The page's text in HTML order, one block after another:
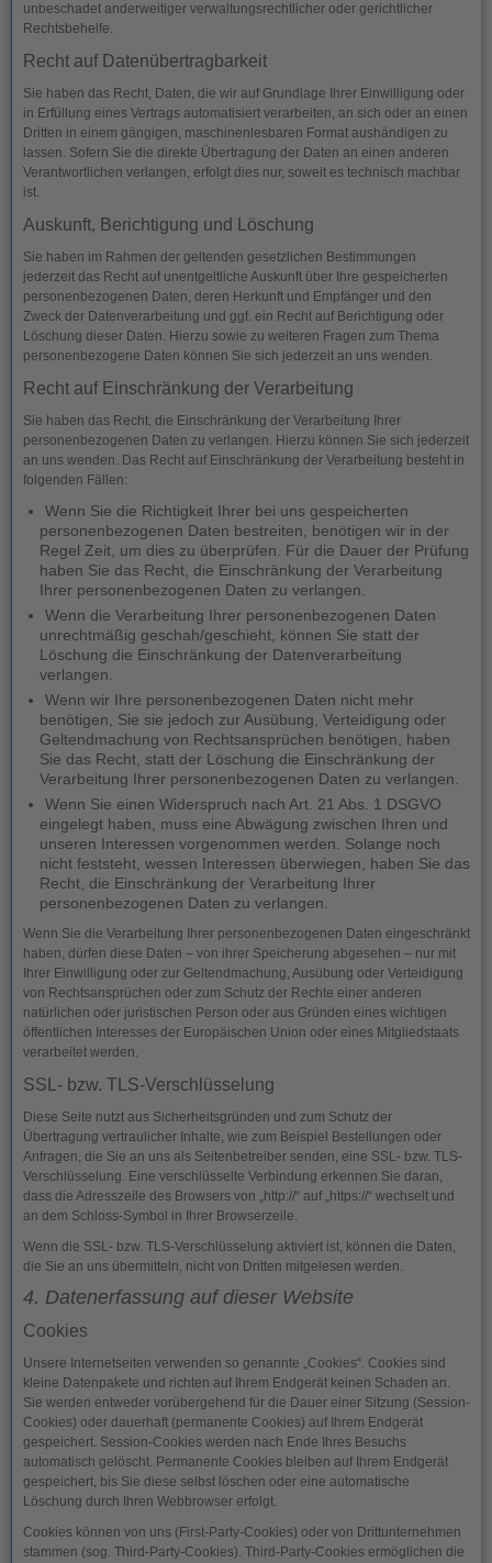
unbeschadet anderweitiger verwaltungsrechtlicher oder gerichtlicher
Rechtsbehelfe.
Recht auf Daten­übertrag­barkeit
Sie haben das Recht, Daten, die wir auf Grundlage Ihrer Einwilligung oder
in Erfüllung eines Vertrags automatisiert verarbeiten, an sich oder an einen
Dritten in einem gängigen, maschinenlesbaren Format aushändigen zu
lassen. Sofern Sie die direkte Übertragung der Daten an einen anderen
Verantwortlichen verlangen, erfolgt dies nur, soweit es technisch machbar
ist.
Auskunft, Berichtigung und Löschung
Sie haben im Rahmen der geltenden gesetzlichen Bestimmungen
jederzeit das Recht auf unentgeltliche Auskunft über Ihre gespeicherten
personenbezogenen Daten, deren Herkunft und Empfänger und den
Zweck der Datenverarbeitung und ggf. ein Recht auf Berichtigung oder
Löschung dieser Daten. Hierzu sowie zu weiteren Fragen zum Thema
personenbezogene Daten können Sie sich jederzeit an uns wenden.
Recht auf Einschränkung der Verarbeitung
Sie haben das Recht, die Einschränkung der Verarbeitung Ihrer
personenbezogenen Daten zu verlangen. Hierzu können Sie sich jederzeit
an uns wenden. Das Recht auf Einschränkung der Verarbeitung besteht in
folgenden Fällen:
Wenn Sie die Richtigkeit Ihrer bei uns gespeicherten
personenbezogenen Daten bestreiten, benötigen wir in der
Regel Zeit, um dies zu überprüfen. Für die Dauer der Prüfung
haben Sie das Recht, die Einschränkung der Verarbeitung
Ihrer personenbezogenen Daten zu verlangen.
Wenn die Verarbeitung Ihrer personenbezogenen Daten
unrechtmäßig geschah/geschieht, können Sie statt der
Löschung die Einschränkung der Datenverarbeitung
verlangen.
Wenn wir Ihre personenbezogenen Daten nicht mehr
benötigen, Sie sie jedoch zur Ausübung, Verteidigung oder
Geltendmachung von Rechtsansprüchen benötigen, haben
Sie das Recht, statt der Löschung die Einschränkung der
Verarbeitung Ihrer personenbezogenen Daten zu verlangen.
Wenn Sie einen Widerspruch nach Art. 21 Abs. 1 DSGVO
eingelegt haben, muss eine Abwägung zwischen Ihren und
unseren Interessen vorgenommen werden. Solange noch
nicht feststeht, wessen Interessen überwiegen, haben Sie das
Recht, die Einschränkung der Verarbeitung Ihrer
personenbezogenen Daten zu verlangen.
Wenn Sie die Verarbeitung Ihrer personenbezogenen Daten eingeschränkt
haben, dürfen diese Daten – von ihrer Speicherung abgesehen – nur mit
Ihrer Einwilligung oder zur Geltendmachung, Ausübung oder Verteidigung
von Rechtsansprüchen oder zum Schutz der Rechte einer anderen
natürlichen oder juristischen Person oder aus Gründen eines wichtigen
öffentlichen Interesses der Europäischen Union oder eines Mitgliedstaats
verarbeitet werden.
SSL- bzw. TLS-Verschlüsselung
Diese Seite nutzt aus Sicherheitsgründen und zum Schutz der
Übertragung vertraulicher Inhalte, wie zum Beispiel Bestellungen oder
Anfragen, die Sie an uns als Seitenbetreiber senden, eine SSL- bzw. TLS-
Verschlüsselung. Eine verschlüsselte Verbindung erkennen Sie daran,
dass die Adresszeile des Browsers von „http://“ auf „https://“ wechselt und
an dem Schloss-Symbol in Ihrer Browserzeile.
Wenn die SSL- bzw. TLS-Verschlüsselung aktiviert ist, können die Daten,
die Sie an uns übermitteln, nicht von Dritten mitgelesen werden.
4. Datenerfassung auf dieser Website
Cookies
Unsere Internetseiten verwenden so genannte „Cookies“. Cookies sind
kleine Datenpakete und richten auf Ihrem Endgerät keinen Schaden an.
Sie werden entweder vorübergehend für die Dauer einer Sitzung (Session-
Cookies) oder dauerhaft (permanente Cookies) auf Ihrem Endgerät
gespeichert. Session-Cookies werden nach Ende Ihres Besuchs
automatisch gelöscht. Permanente Cookies bleiben auf Ihrem Endgerät
gespeichert, bis Sie diese selbst löschen oder eine automatische
Löschung durch Ihren Webbrowser erfolgt.
Cookies können von uns (First-Party-Cookies) oder von Drittunternehmen
stammen (sog. Third-Party-Cookies). Third-Party-Cookies ermöglichen die